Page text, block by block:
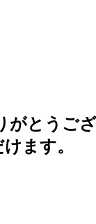
とうござ
ます。